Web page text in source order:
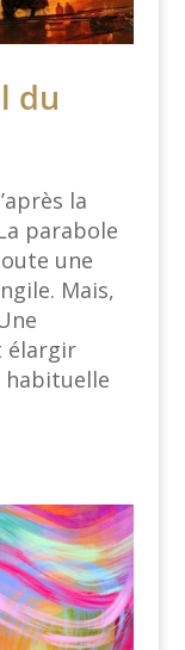
du
la
parabole
une
Mais,
élargir
habituelle